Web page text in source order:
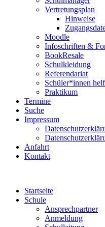
Vertretungsplan
Hinweise
Moodle
Infoschriften &
BookResale
Schulkleidung
Referendariat
Schüler*innen
Praktikum
Termine
Suche
Impressum
Anfahrt
Kontakt
Startseite
Schule
Ansprechpartner
Anmeldung